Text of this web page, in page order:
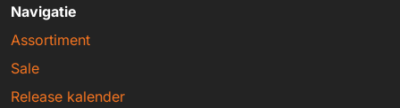
Navigatie
Assortiment
Sale
Release kalender